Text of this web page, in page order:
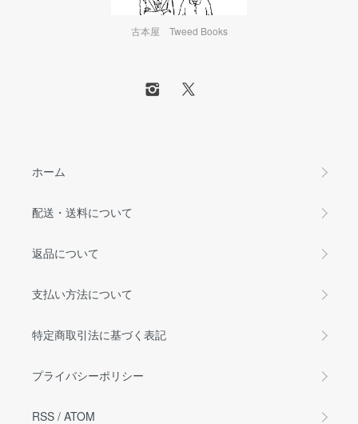
古本屋 Tweed Books
ホーム
配送・送料について
返品について
支払い方法について
特定商取引法に基づく表記
プライバシーポリシー
RSS / ATOM